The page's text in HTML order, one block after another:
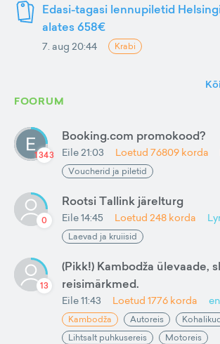
Edasi-tagasi lennupiletid
alates 658€
7. aug 20:44 Krabi
FOORUM
1343
Booking.com promokood?
Eile 21:03 Loetud 76809 korda
Voucherid ja piletid
0
Rootsi Tallink järelturg
Eile 14:45 Loetud 248 korda
Laevad ja kruiisid
13
(Pikk!) Kambodža ülevaade,
reisimärkmed.
Eile 11:43 Loetud 1776 korda
Kambodža Autoreis
Lihtsalt puhkusereis
Motoreis